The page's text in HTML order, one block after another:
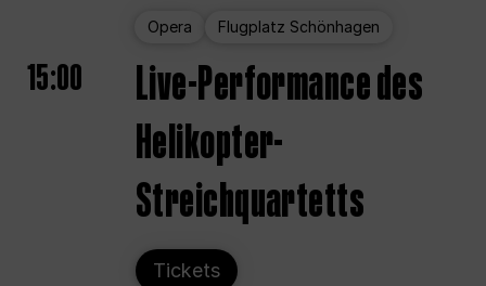
Opera Flugplatz Schönhagen
15:00
Live-Performance des
Helikopter-
Streichquartetts
Tickets